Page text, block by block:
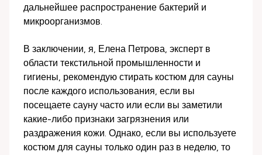
дальнейшее распространение бактерий и
микроорганизмов.
В заключении, я, Елена Петрова, эксперт в
области текстильной промышленности и
гигиены, рекомендую стирать костюм для сауны
после каждого использования, если вы
посещаете сауну часто или если вы заметили
какие-либо признаки загрязнения или
раздражения кожи. Однако, если вы используете
костюм для сауны только один раз в неделю, то